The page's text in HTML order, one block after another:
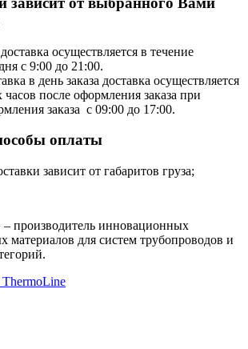
осуществляется в течение
с 9:00 до 21:00.
в день заказа доставка осуществляется
часов после оформления заказа при
заказа с 09:00 до 17:00.
оплаты
зависит от габаритов груза;
производитель инновационных
материалов для систем трубопроводов и